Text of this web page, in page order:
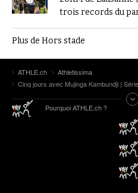
trois records du
Plus de Hors stade
ATHLE.ch
Athletissima
Cinq jours avec Mujinga Kambundji |
Pourquoi ATHLE.ch ?